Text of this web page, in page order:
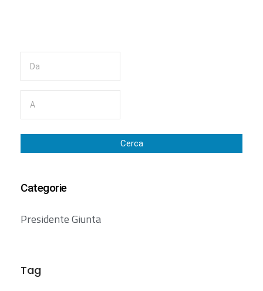
Cerca
Categorie
Presidente Giunta
Tag